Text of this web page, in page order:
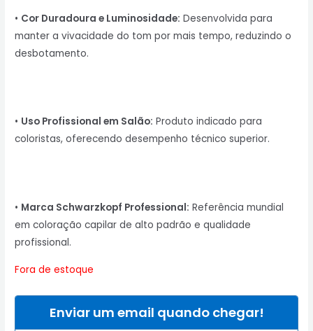
• Cor Duradoura e Luminosidade: Desenvolvida para
manter a vivacidade do tom por mais tempo, reduzindo o
desbotamento.
• Uso Profissional em Salão: Produto indicado para
coloristas, oferecendo desempenho técnico superior.
• Marca Schwarzkopf Professional: Referência mundial
em coloração capilar de alto padrão e qualidade
profissional.
Fora de estoque
Enviar um email quando chegar!